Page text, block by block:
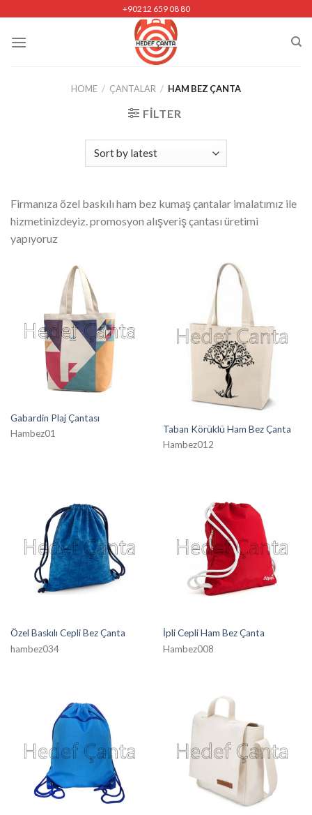
content
+90212 659 08 80
HOME / ÇANTALAR / HAM BEZ ÇANTA
FILTER
Firmanıza özel baskılı ham bez kumaş çantalar imalatımız ile
hizmetinizdeyiz. promosyon alışveriş çantası üretimi
yapıyoruz
Gabardin Plaj Çantası
Hambez01
Taban Körüklü Ham Bez Çanta
Hambez012
Özel Baskılı Cepli Bez Çanta
hambez034
İpli Cepli Ham Bez Çanta
Hambez008